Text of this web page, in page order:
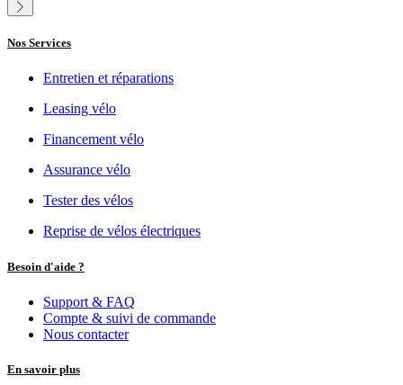
Nos Services
Entretien et réparations
Leasing vélo
Financement vélo
Assurance vélo
Tester des vélos
Reprise de vélos électriques
Besoin d'aide ?
Support & FAQ
Compte & suivi de commande
Nous contacter
En savoir plus